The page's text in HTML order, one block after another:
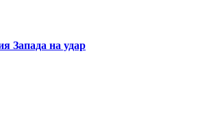
Запада на удар